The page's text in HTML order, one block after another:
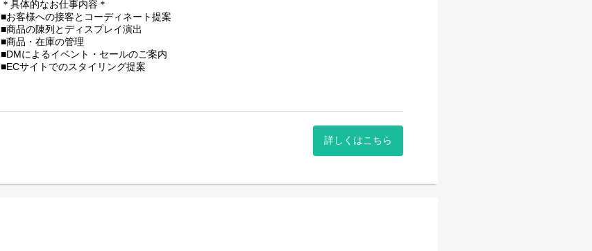
＊具体的なお仕事内容＊
■お客様への接客とコーディネート提案
■商品の陳列とディスプレイ演出
■商品・在庫の管理
■DMによるイベント・セールのご案内
■ECサイトでのスタイリング提案
※試用期間：入社後6ヶ月間（待遇に変更はありません）
詳しくはこちら